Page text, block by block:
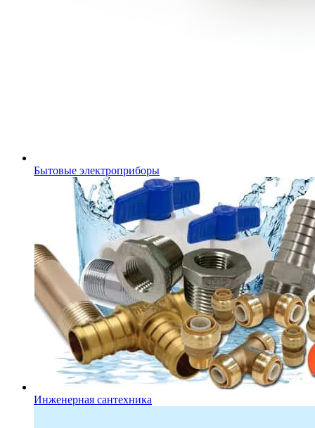
Бытовые электроприборы
Инженерная сантехника